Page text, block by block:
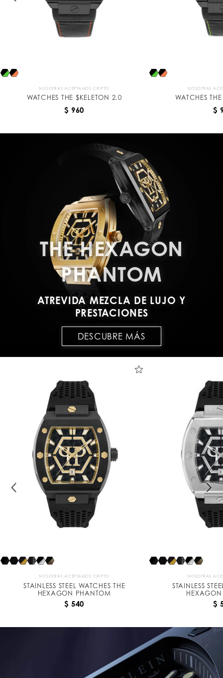
NOSOTRAS ACEPTAMOS CRIPTO
WATCHES THE $KELETON 2.0
$ 960
NOSOTRAS
WATCHES
$
o
n
P
THE HEXAGON
PHANTOM
ATREVIDA MEZCLA DE LUJO Y
PRESTACIONES
DESCUBRE MÁS
NOSOTRAS ACEPTAMOS CRIPTO
STAINLESS STEEL WATCHES THE
HEXAGON PHANTOM
$ 540
NOSOTRAS
STAINLESS
$